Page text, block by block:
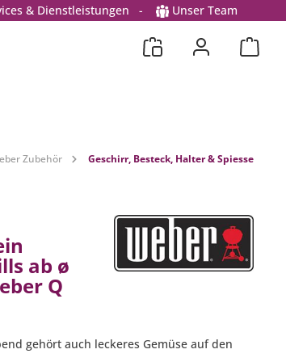
& Dienstleistungen - Unser Team
Zubehör Geschirr, Besteck, Halter & Spiesse
ab ø
Q
gehört auch leckeres Gemüse auf den